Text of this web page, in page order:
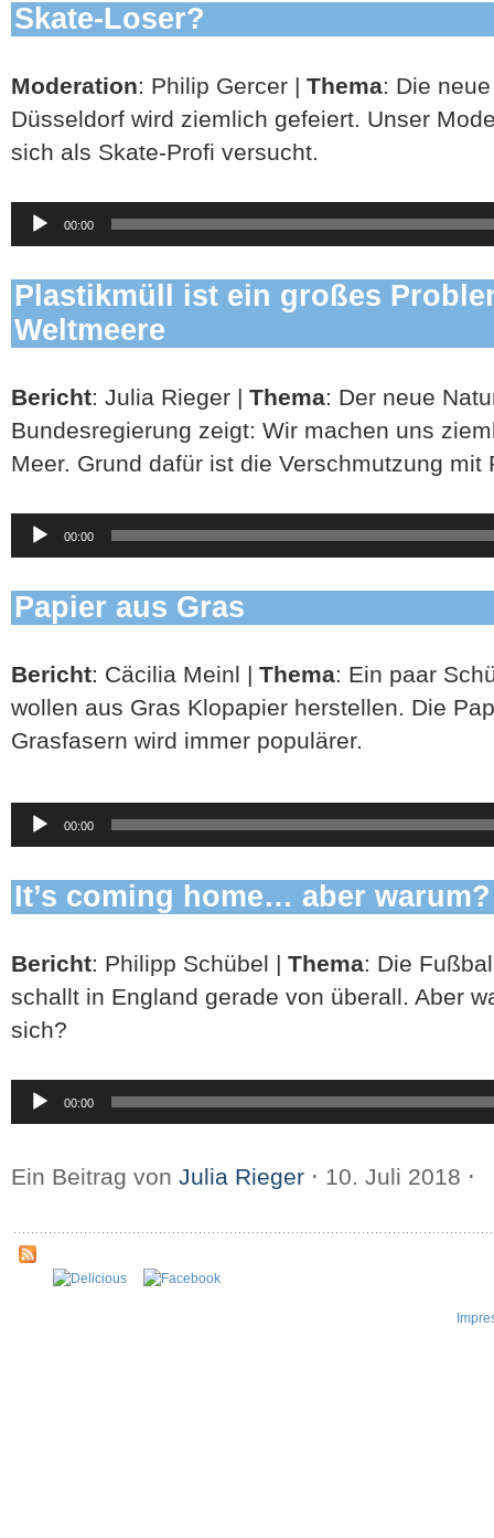
Skate-Loser?
Moderation: Philip Gercer | Thema: Die
Düsseldorf wird ziemlich gefeiert. Unser
sich als Skate-Profi versucht.
Audio-
Player
00:00
Plastikmüll ist ein großes
Weltmeere
Bericht: Julia Rieger | Thema: Der neue
Bundesregierung zeigt: Wir machen uns
Meer. Grund dafür ist die Verschmutzung mit
Audio-
Player
00:00
Papier aus Gras
Bericht: Cäcilia Meinl | Thema: Ein paar
wollen aus Gras Klopapier herstellen. Die
Grasfasern wird immer populärer.
Audio-
Player
00:00
It’s coming home… aber warum?
Bericht: Philipp Schübel | Thema: Die
schallt in England gerade von überall. Aber
sich?
Audio-
Player
00:00
Ein Beitrag von Julia Rieger ⋅ 10. Juli 2018 ⋅